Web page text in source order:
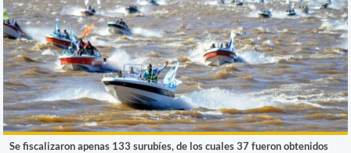
Se fiscalizaron apenas 133 surubíes, de los cuales 37 fueron obtenidos